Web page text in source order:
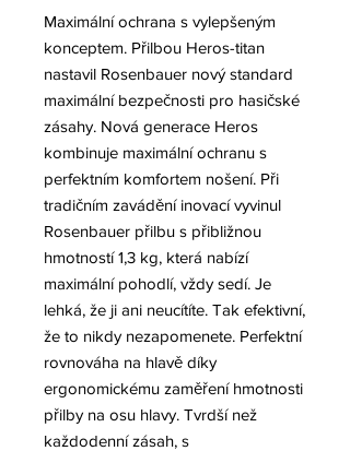
Maximální ochrana s vylepšeným
konceptem. Přilbou Heros-titan
nastavil Rosenbauer nový standard
maximální bezpečnosti pro hasičské
zásahy. Nová generace Heros
kombinuje maximální ochranu s
perfektním komfortem nošení. Při
tradičním zavádění inovací vyvinul
Rosenbauer přilbu s přibližnou
hmotností 1,3 kg, která nabízí
maximální pohodlí, vždy sedí. Je
lehká, že ji ani neucítíte. Tak efektivní,
že to nikdy nezapomenete. Perfektní
rovnováha na hlavě díky
ergonomickému zaměření hmotnosti
přilby na osu hlavy. Tvrdší než
každodenní zásah, s